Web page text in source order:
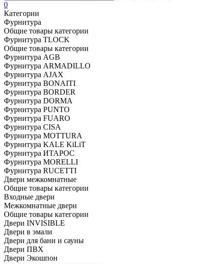
0
Категории
Фурнитура
Общие товары категории
Фурнитура TLOCK
Общие товары категории
Фурнитура AGB
Фурнитура ARMADILLO
Фурнитура AJAX
Фурнитура BONAITI
Фурнитура BORDER
Фурнитура DORMA
Фурнитура PUNTO
Фурнитура FUARO
Фурнитура CISA
Фурнитура MOTTURA
Фурнитура KALE KiLiT
Фурнитура ИТАРОС
Фурнитура MORELLI
Фурнитура RUCETTI
Двери межкомнатные
Общие товары категории
Входные двери
Межкомнатные двери
Общие товары категории
Двери INVISIBLE
Двери в эмали
Двери для бани и сауны
Двери ПВХ
Двери Экошпон